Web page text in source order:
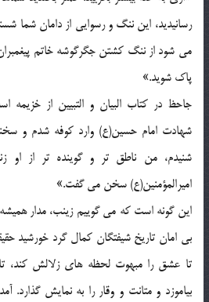
رسانيديد، اين ننگ و رسوايي از دامان شما
مي شود از ننگ کشتن جگرگوشه خاتم
پاک شويد.»
جاحظ در کتاب البيان و التبيين از
شهادت امام حسين(ع) وارد کوفه شدم و
شنيدم، من ناطق تر و گوينده تر از او
اميرالمؤمنين(ع) سخن مي گفت.»
اين گونه است که مي گوييم زينب، مدار
بي امان تاريخ شيفتگان کمال گرد خورشيد
تا عشق را مبهوت لحظه هاي زلالش کند،
بياموزد و متانت و وقار را به نمايش گذارد.